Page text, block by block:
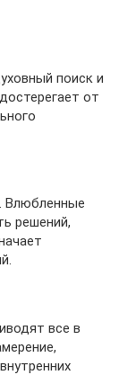
поиск и
от
Влюбленные
решений,
все в